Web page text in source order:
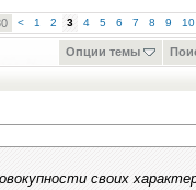
< 1 2 3 4 5 6 7 8 9 10
Опции темы
своих